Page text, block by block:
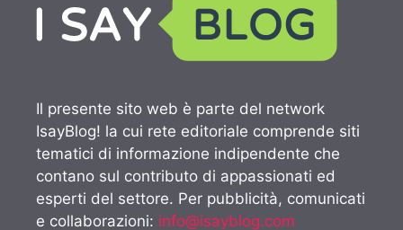
Il presente sito web è parte del network
IsayBlog! la cui rete editoriale comprende siti
tematici di informazione indipendente che
contano sul contributo di appassionati ed
esperti del settore. Per pubblicità, comunicati
e collaborazioni: info@isayblog.com